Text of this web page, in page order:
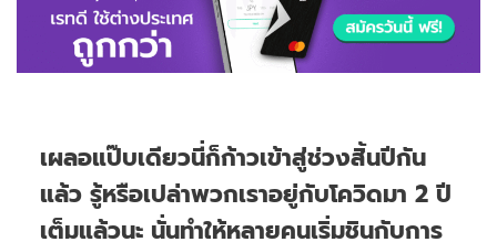
เผลอแป๊บเดียวนี่ก็ก้าวเข้าสู่ช่วงสิ้นปีกัน
แล้ว รู้หรือเปล่าพวกเราอยู่กับโควิดมา 2 ปี
เต็มแล้วนะ นั่นทำให้หลายคนเริ่มชินกับการ